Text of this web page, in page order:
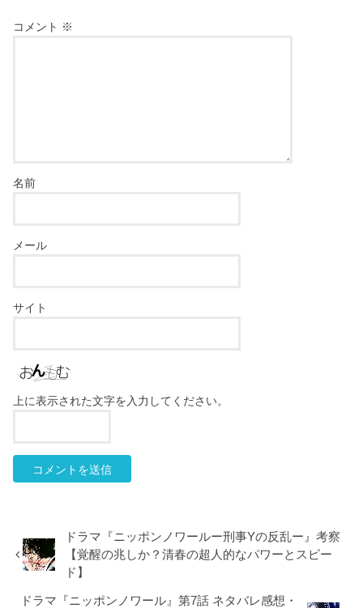
コメント ※
名前
メール
サイト
上に表示された文字を入力してください。
ドラマ『ニッポンノワールー刑事Yの反乱ー』考察
【覚醒の兆しか？清春の超人的なパワーとスピー
ド】
ドラマ『ニッポンノワール』第7話 ネタバレ感想・